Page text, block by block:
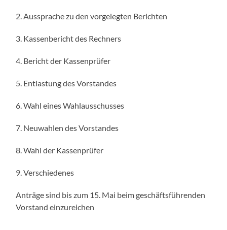
2. Aussprache zu den vorgelegten Berichten
3. Kassenbericht des Rechners
4. Bericht der Kassenprüfer
5. Entlastung des Vorstandes
6. Wahl eines Wahlausschusses
7. Neuwahlen des Vorstandes
8. Wahl der Kassenprüfer
9. Verschiedenes
Anträge sind bis zum 15. Mai beim geschäftsführenden
Vorstand einzureichen